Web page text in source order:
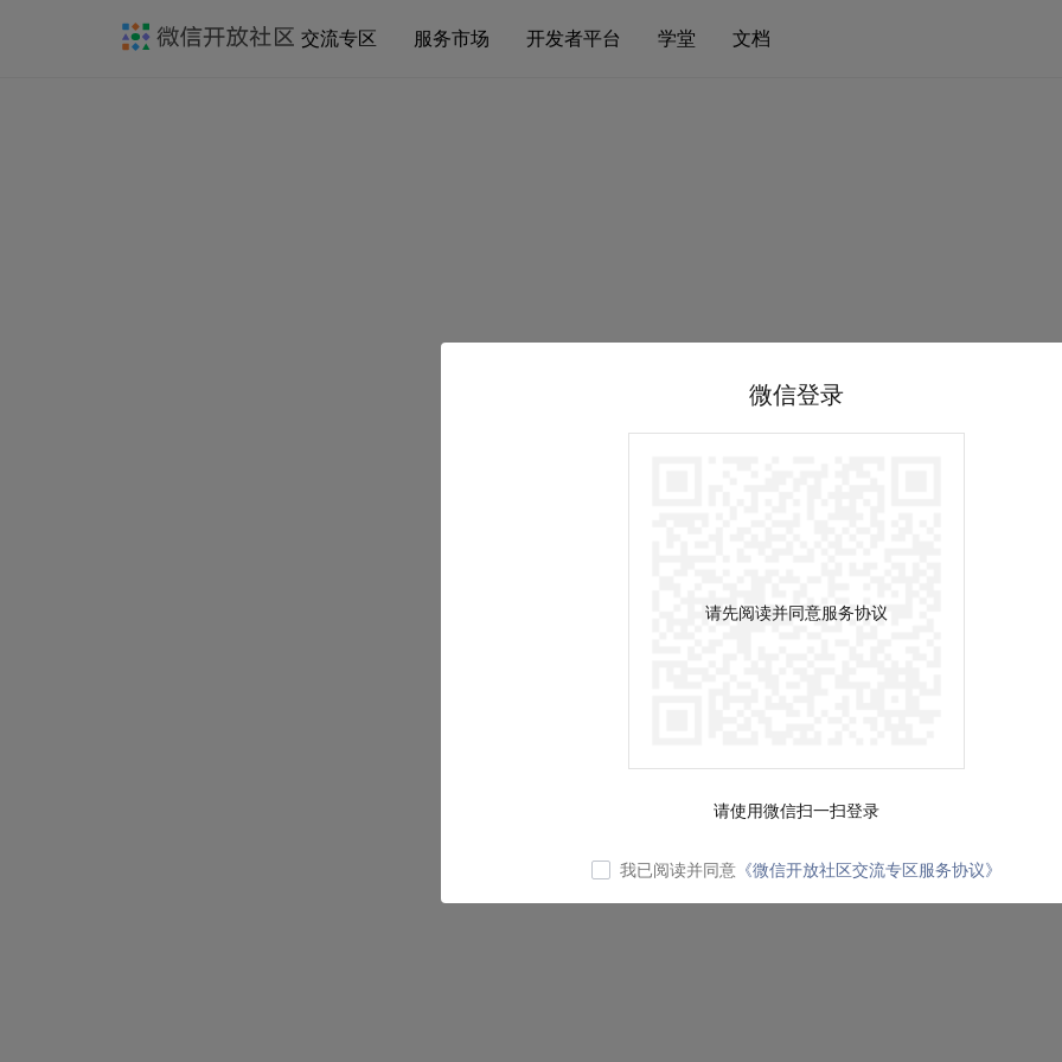
交流专区 服务市场 开发者平台 学堂 文档
微信登录
请先阅读并同意服务协议
请使用微信扫一扫登录
我已阅读并同意 《微信开放社区交流专区服务协议》